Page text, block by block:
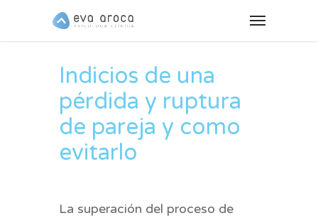
Indicios de una
pérdida y ruptura
de pareja y como
evitarlo
La superación del proceso de